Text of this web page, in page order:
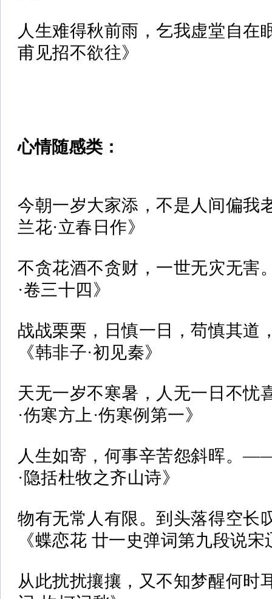
人生难得秋前雨，乞我虚堂自
甫见招不欲往》
心情随感类：
今朝一岁大家添，不是人间偏
兰花·立春日作》
不贪花酒不贪财，一世无灾无
·卷三十四》
战战栗栗，日慎一日，苟慎其
《韩非子·初见秦》
天无一岁不寒暑，人无一日不
·伤寒方上·伤寒例第一》
人生如寄，何事辛苦怨斜晖。
·隐括杜牧之齐山诗》
物有无常人有限。到头落得空
《蝶恋花 廿一史弹词第九段说
从此扰扰攘攘，又不知梦醒何